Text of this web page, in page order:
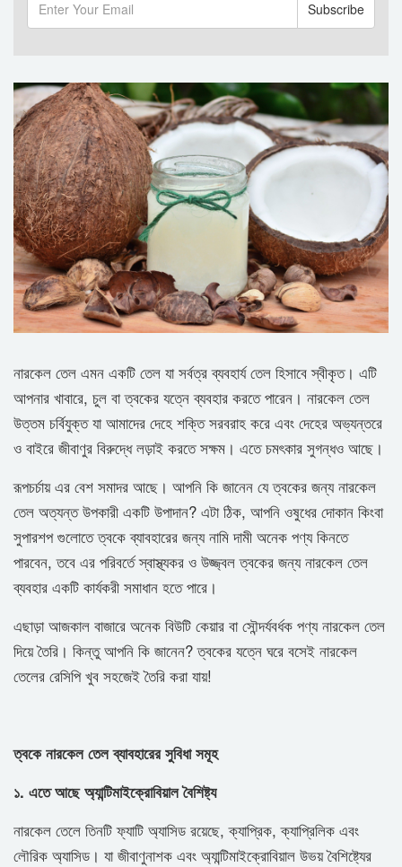
নারকেল তেল এমন একটি তেল যা সর্বত্র ব্যবহার্য তেল হিসাবে স্বীকৃত। এটি
আপনার খাবারে, চুল বা ত্বকের যত্নে ব্যবহার করতে পারেন। নারকেল তেল
উত্তম চর্বিযুক্ত যা আমাদের দেহে শক্তি সরবরাহ করে এবং দেহের অভ্যন্তরে
ও বাইরে জীবাণুর বিরুদ্ধে লড়াই করতে সক্ষম। এতে চমৎকার সুগন্ধও আছে।
রূপচর্চায় এর বেশ সমাদর আছে। আপনি কি জানেন যে ত্বকের জন্য নারকেল
তেল অত্যন্ত উপকারী একটি উপাদান? এটা ঠিক, আপনি ওষুধের দোকান কিংবা
সুপারশপ গুলোতে ত্বকে ব্যাবহারের জন্য নামি দামী অনেক পণ্য কিনতে
পারবেন, তবে এর পরিবর্তে স্বাস্থ্যকর ও উজ্জ্বল ত্বকের জন্য নারকেল তেল
ব্যবহার একটি কার্যকরী সমাধান হতে পারে।
এছাড়া আজকাল বাজারে অনেক বিউটি কেয়ার বা সৌন্দর্যবর্ধক পণ্য নারকেল তেল
দিয়ে তৈরি। কিন্তু আপনি কি জানেন? ত্বকের যত্নে ঘরে বসেই নারকেল
তেলের রেসিপি খুব সহজেই তৈরি করা যায়!
ত্বকে নারকেল তেল ব্যাবহারের সুবিধা সমূহ
১. এতে আছে অ্যান্টিমাইক্রোবিয়াল বৈশিষ্ট্য
নারকেল তেলে তিনটি ফ্যাটি অ্যাসিড রয়েছে, ক্যাপ্রিক, ক্যাপ্রিলিক এবং
লৌরিক অ্যাসিড। যা জীবাণুনাশক এবং অ্যান্টিমাইক্রোবিয়াল উভয় বৈশিষ্ট্যের